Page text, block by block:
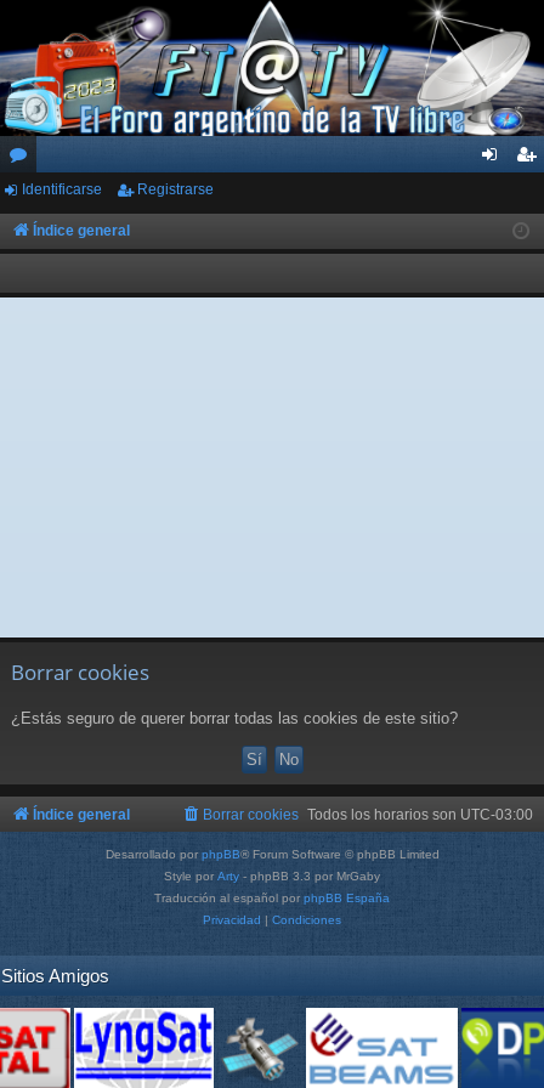
or
os
ar
ist
rs
Identificarse Registrarse
Índice general
Borrar cookies
¿Estás seguro de querer borrar todas las cookies de este sitio?
Índice general Todos los horarios son UTC-03:00
Borrar cookies
Desarrollado porphpBB® Forum Software © phpBB Limited
Style por Arty - phpBB 3.3 por MrGaby
Traducción al español por phpBB España
Privacidad | Condiciones
Sitios Amigos